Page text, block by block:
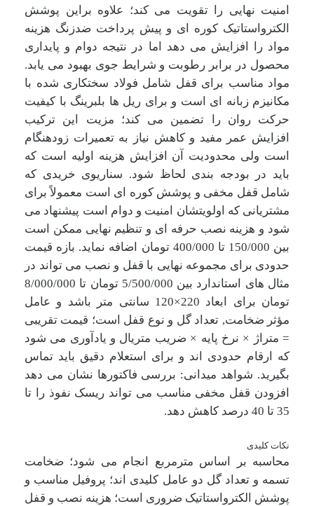
امنیت نهایی را تقویت می کند؛ علاوه براین پوشش
الکترواستاتیک کوره ای و پیش پرداخت ضدزنگ هزینه
مواد را افزایش می دهد اما در نتیجه دوام و پایداری
محصول در برابر رطوبت و شرایط جوی بهبود می یابد.
مواد مناسب برای قفل شامل فولاد سختکاری شده با
مکانیزم زبانه ای است و برای ریل ها بلبرینگ با کیفیت
حرکت روان را تضمین می کند؛ مزیت این ترکیب
افزایش عمر مفید و کاهش نیاز به تعمیرات زودهنگام
است ولی محدودیت آن افزایش هزینه اولیه است که
باید در بودجه بندی لحاظ شود. سناریوی خریدی که
شامل قفل مخفی و پوشش کوره ای است معمولاً برای
مشتریانی که اولویتشان امنیت و دوام است پیشنهاد می
شود و هزینه نصب حرفه ای و تنظیم نهایی ممکن است
بین 150/000 تا 400/000 تومان اضافه نماید. بازه قیمت
حدودی برای مجموعه نهایی با قفل و نصب می تواند در
مثال های استاندارد بین 5/500/000 تومان تا 8/000/000
تومان برای ابعاد 220×120 سانتی متر باشد و عامل
مؤثر ضخامت, تعداد گل و نوع قفل است؛ قیمت تقریبی
= متراژ × نرخ پایه × ضریب متریال و یادآوری می شود
که ارقام حدودی اند و برای استعلام دقیق باید تماس
بگیرید. شواهد میدانی: بررسی فاکتورها نشان می دهد
افزودن قفل مخفی مناسب می تواند ریسک نفوذ را تا
35 تا 40 درصد کاهش دهد.
نکات کلیدی
محاسبه بر اساس مترمربع انجام می شود؛ ضخامت
تسمه و تعداد گل دو عامل کلیدی اند؛ پروفیل مناسب و
پوشش الکترواستاتیک ضروری است؛ هزینه نصب و قفل